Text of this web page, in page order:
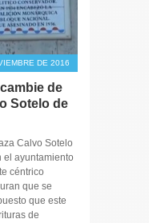
DE 2016
de
Sotelo de
Calvo Sotelo
el ayuntamiento
céntrico
que se
que este
de